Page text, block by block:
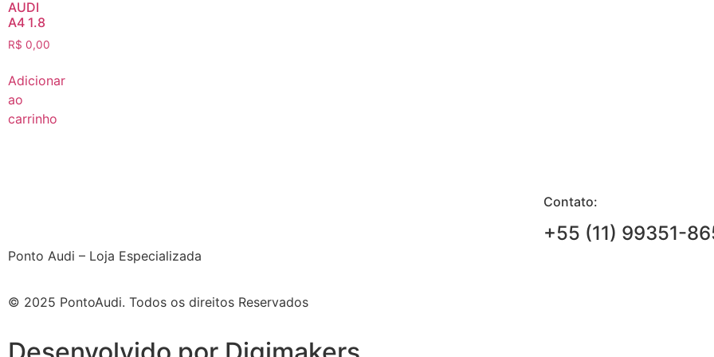
AUDI
A4 1.8
R$ 0,00
Adicionar
ao
carrinho
Ponto Audi – Loja Especializada
Contato:
+55 (11) 99351-
© 2025 PontoAudi. Todos os direitos Reservados